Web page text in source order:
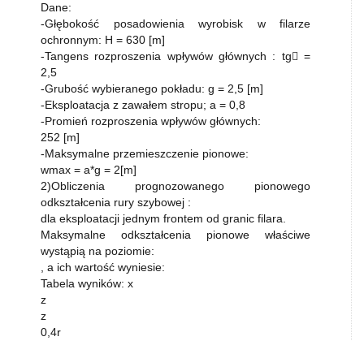
Dane:
-Głębokość posadowienia wyrobisk w filarze
ochronnym: H = 630 [m]
-Tangens rozproszenia wpływów głównych : tg =
2,5
-Grubość wybieranego pokładu: g = 2,5 [m]
-Eksploatacja z zawałem stropu; a = 0,8
-Promień rozproszenia wpływów głównych:
252 [m]
-Maksymalne przemieszczenie pionowe:
wmax = a*g = 2[m]
2)Obliczenia prognozowanego pionowego
odkształcenia rury szybowej :
dla eksploatacji jednym frontem od granic filara.
Maksymalne odkształcenia pionowe właściwe
wystąpią na poziomie:
, a ich wartość wyniesie:
Tabela wyników: x
z
z
0,4r